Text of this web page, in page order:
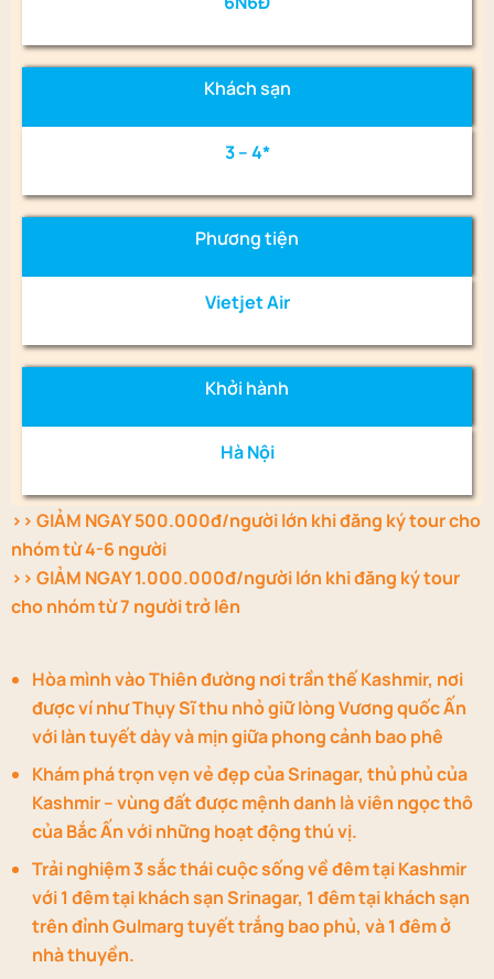
Khách sạn
3 – 4*
Phương tiện
Vietjet Air
Khởi hành
Hà Nội
>> GIẢM NGAY 500.000đ/người lớn khi đăng ký tour cho
nhóm từ 4-6 người
>> GIẢM NGAY 1.000.000đ/người lớn khi đăng ký tour
cho nhóm từ 7 người trở lên
Hòa mình vào Thiên đường nơi trần thế Kashmir, nơi
được ví như Thụy Sĩ thu nhỏ giữ lòng Vương quốc Ấn
với làn tuyết dày và mịn giữa phong cảnh bao phê
Khám phá trọn vẹn vẻ đẹp của Srinagar, thủ phủ của
Kashmir – vùng đất được mệnh danh là viên ngọc thô
của Bắc Ấn với những hoạt động thú vị.
Trải nghiệm 3 sắc thái cuộc sống về đêm tại Kashmir
với 1 đêm tại khách sạn Srinagar, 1 đêm tại khách sạn
trên đỉnh Gulmarg tuyết trắng bao phủ, và 1 đêm ở
nhà thuyền.